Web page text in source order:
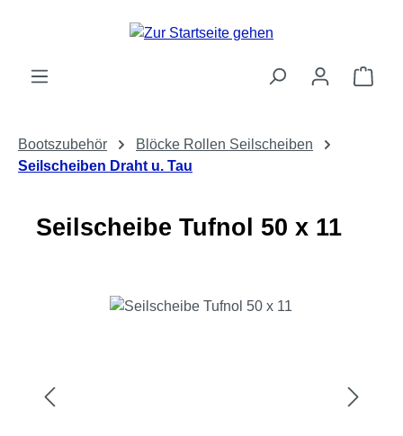
Zum Hauptinhalt springen
Bootszubehör
Blöcke Rollen Seilscheiben
Seilscheiben Draht u. Tau
Seilscheibe Tufnol 50 x 11
Bildergalerie überspringen